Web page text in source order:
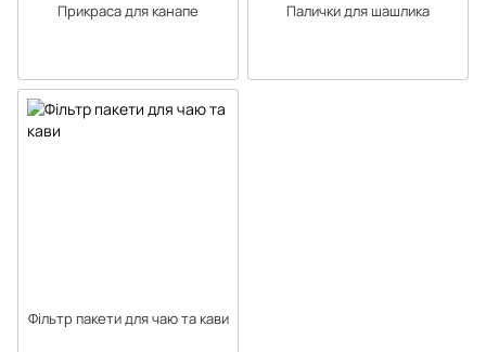
Прикраса для канапе Палички для шашлика
Фільтр пакети для чаю та кави